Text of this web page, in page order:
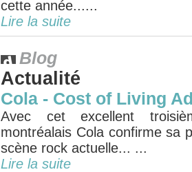
cette année......
Lire la suite
Blog
Actualité
Cola - Cost of Living
Avec cet excellent
montréalais Cola confirme sa
scène rock actuelle... ...
Lire la suite